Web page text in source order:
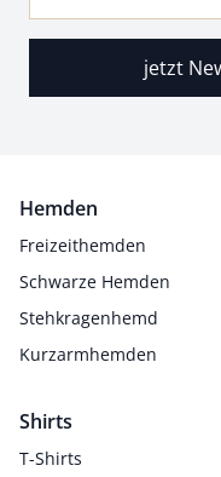
jetzt
Hemden
Freizeithemden
Schwarze Hemden
Stehkragenhemd
Kurzarmhemden
Shirts
T-Shirts